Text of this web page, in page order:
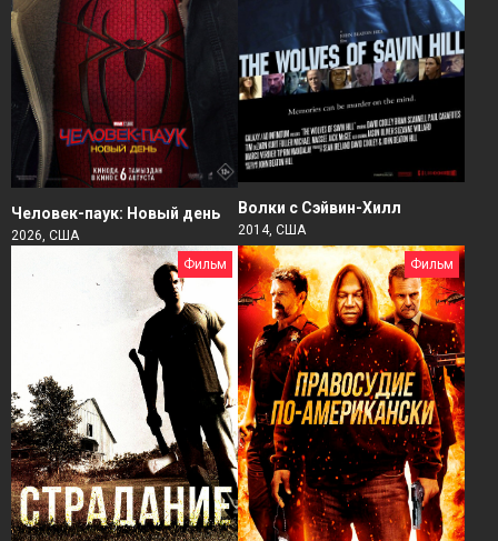
Человек-паук: Новый день
2026, США
Волки с Сэйвин-Хилл
2014, США
Фильм Фильм